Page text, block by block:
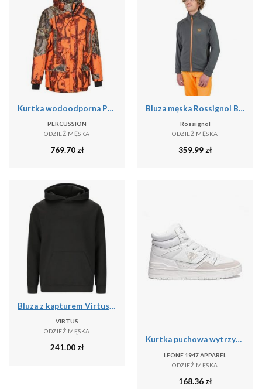
Kurtka wodoodporna PERCUSSION Grand Nord
PERCUSSION
ODZIEŻ MĘSKA
769.70zł
Bluza męska Rossignol Blackside Fleece Fz
Rossignol
ODZIEŻ MĘSKA
359.99zł
Bluza z kapturem Virtus Taro V2
VIRTUS
ODZIEŻ MĘSKA
241.00zł
Kurtka puchowa wytrzymały na co dzień na siłownię
LEONE 1947 APPAREL
ODZIEŻ MĘSKA
168.36 zł